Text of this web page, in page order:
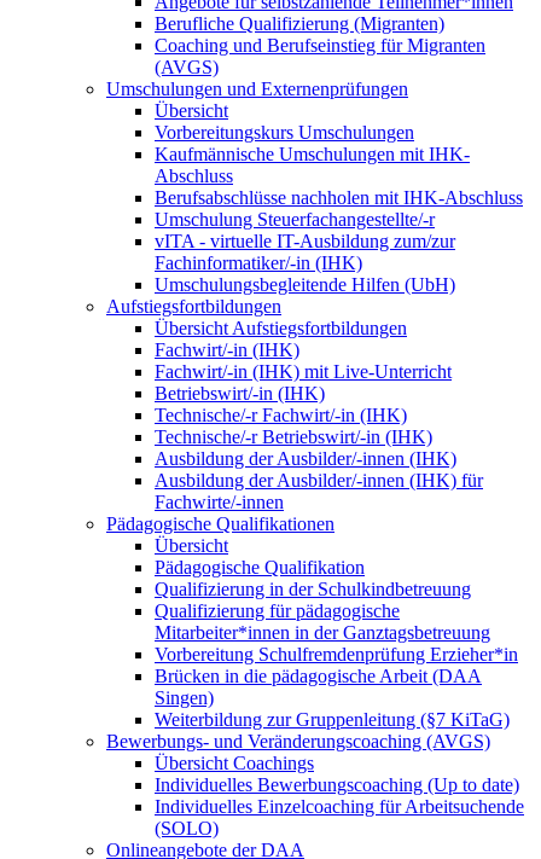
Berufliche Qualifizierung (Migranten)
Coaching und Berufseinstieg für Migranten
(AVGS)
Umschulungen und Externenprüfungen
Übersicht
Vorbereitungskurs Umschulungen
Kaufmännische Umschulungen mit IHK-
Abschluss
Berufsabschlüsse nachholen mit IHK-Abschluss
Umschulung Steuerfachangestellte/-r
vITA - virtuelle IT-Ausbildung zum/zur
Fachinformatiker/-in (IHK)
Umschulungsbegleitende Hilfen (UbH)
Aufstiegsfortbildungen
Übersicht Aufstiegsfortbildungen
Fachwirt/-in (IHK)
Fachwirt/-in (IHK) mit Live-Unterricht
Betriebswirt/-in (IHK)
Technische/-r Fachwirt/-in (IHK)
Technische/-r Betriebswirt/-in (IHK)
Ausbildung der Ausbilder/-innen (IHK)
Ausbildung der Ausbilder/-innen (IHK) für
Fachwirte/-innen
Pädagogische Qualifikationen
Übersicht
Pädagogische Qualifikation
Qualifizierung in der Schulkindbetreuung
Qualifizierung für pädagogische
Mitarbeiter*innen in der Ganztagsbetreuung
Vorbereitung Schulfremdenprüfung Erzieher*in
Brücken in die pädagogische Arbeit (DAA
Singen)
Weiterbildung zur Gruppenleitung (§7 KiTaG)
Bewerbungs- und Veränderungscoaching (AVGS)
Übersicht Coachings
Individuelles Bewerbungscoaching (Up to date)
Individuelles Einzelcoaching für Arbeitsuchende
(SOLO)
Onlineangebote der DAA